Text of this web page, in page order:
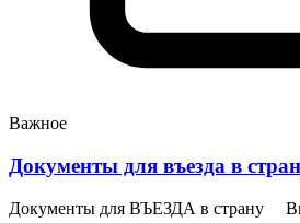
Важное
Документы для въезда в
Документы для ВЪЕЗДА в страну